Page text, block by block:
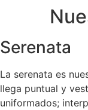
Serenata
La serenata es
llega puntual y
uniformados;